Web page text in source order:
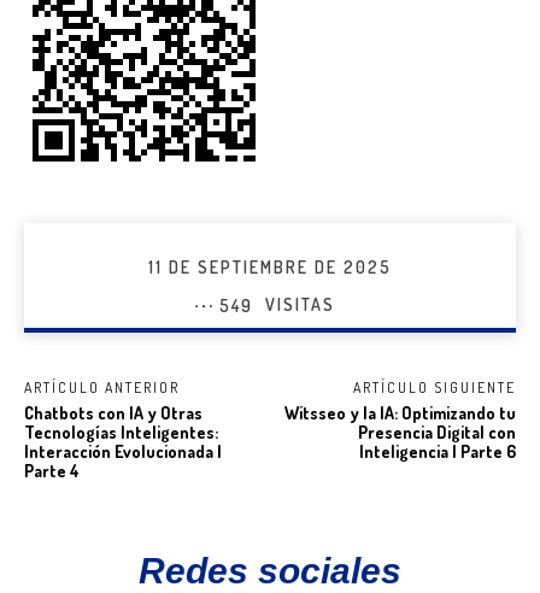
11 DE SEPTIEMBRE DE 2025
549
VISITAS
ARTÍCULO ANTERIOR
Chatbots con IA y Otras
Tecnologías Inteligentes:
Interacción Evolucionada |
Parte 4
ARTÍCULO SIGUIENTE
Witsseo y la IA: Optimizando tu
Presencia Digital con
Inteligencia | Parte 6
Redes sociales